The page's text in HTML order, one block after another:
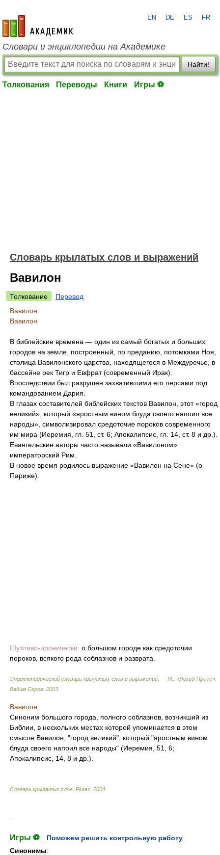
academic.ru
EN DE ES FR
Словари и энциклопедии на Академике
Найти!
Толкования Переводы Книги Игры ⚽
Словарь крылатых слов и выражений
Вавилон
Толкование
Перевод
Вавилон
Вавилон
В библейские времена — один из самый богатых и больших
городов на земле, построенный, по преданию, потомками Ноя,
столица Вавилонского царства, находящегося в Междуречье, в
бассейне рек Тигр и Евфрат (современный Ирак).
Впоследствии был разрушен захватившими его персами под
командованием Дария.
В глазах составителей библейских текстов Вавилон, этот «город
великий», который «яростным вином блуда своего напоил все
народы», символизировал средоточие пороков современного
им мира (Иеремия, гл. 51, ст. 6; Апокалипсис, гл. 14, ст. 8 и др.).
Евангельские авторы часто называли «Вавилоном»
императорский Рим.
В новое время родилось выражение «Вавилон на Сене» (о
Париже).
Шутливо-иронически: о большом городе как средоточии
пороков, всякого рода соблазнов и разврата.
Энциклопедический словарь крылатых слов и выражений. — М.: «Локид-Пресс»
Вадим Серов 2003
Вавилон
Синоним большого города, полного соблазнов, возникший из
Библии, в нескольких местах которой упоминается в этом
смысле Вавилон, "город великий", который "яростным вином
блуда своего напоил все народы" (Иеремия, 51, 6;
Апокалипсис, 14, 8 и др.).
Словарь крылатых слов Plutex 2004
Игры ⚽
Поможем решить контрольную работу
Синонимы: